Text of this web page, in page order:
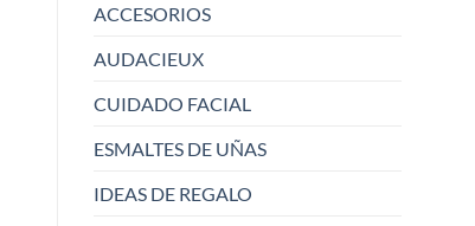
ACCESORIOS
AUDACIEUX
CUIDADO FACIAL
ESMALTES DE UÑAS
IDEAS DE REGALO